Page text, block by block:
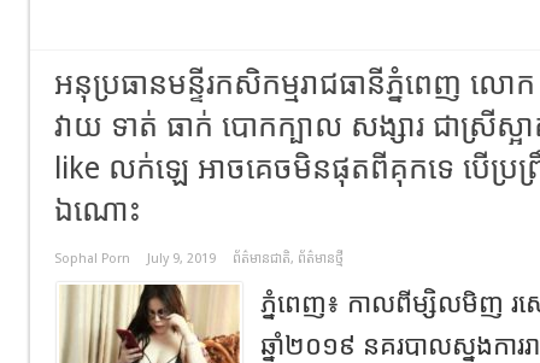
អនុប្រធានមន្ទីរកសិកម្មរាជធានីភ្នំពេញ លោ
វាយ ទាត់ ធាក់ បោកក្បាល សង្សារ ជាស្រីស្អ
like លក់ឡេ អាចគេចមិនផុតពីគុកទេ បើប្រ
ឯណោះ
Sophal Porn July 9, 2019 ព័ត៌មានជាតិ, ព័ត៌មានថ្មី
ភ្នំពេញ៖ កាលពីម្សិលមិញ រស
ឆ្នាំ២០១៩ នគរបាលស្នងការ